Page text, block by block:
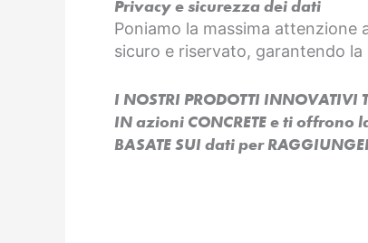
Privacy e sicurezza dei dati
Poniamo la massima
sicuro e riservato, garantendo
I NOSTRI PRODOTTI
IN azioni CONCRETE e ti offrono
BASATE SUI dati per